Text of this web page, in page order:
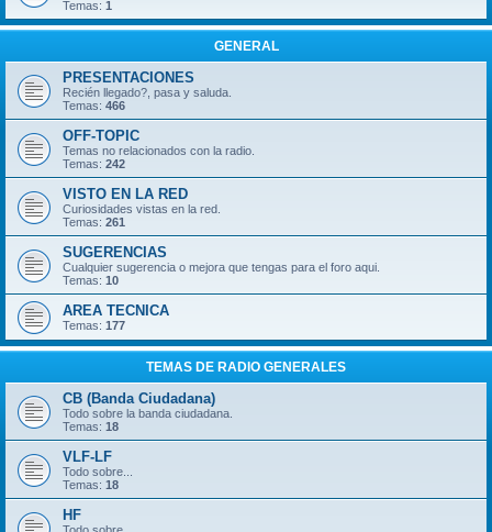
Temas: 1
GENERAL
PRESENTACIONES
Recién llegado?, pasa y saluda.
Temas: 466
OFF-TOPIC
Temas no relacionados con la radio.
Temas: 242
VISTO EN LA RED
Curiosidades vistas en la red.
Temas: 261
SUGERENCIAS
Cualquier sugerencia o mejora que tengas para el foro aqui.
Temas: 10
AREA TECNICA
Temas: 177
TEMAS DE RADIO GENERALES
CB (Banda Ciudadana)
Todo sobre la banda ciudadana.
Temas: 18
VLF-LF
Todo sobre...
Temas: 18
HF